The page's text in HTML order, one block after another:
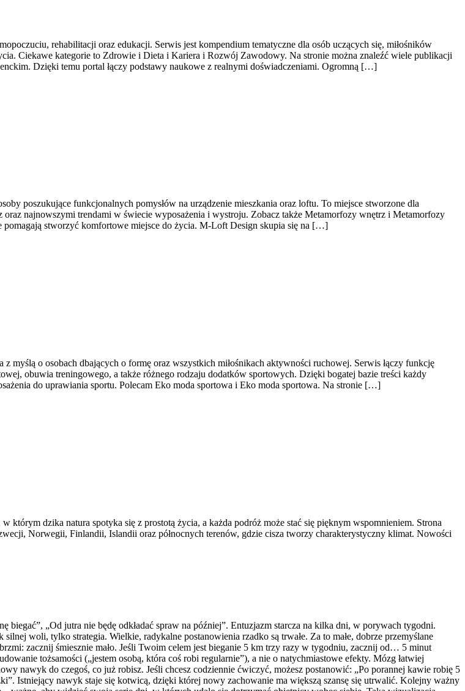
rehabilitacji oraz edukacji. Serwis jest kompendium tematyczne dla osób uczących się, miłośników
Ciekawe kategorie to Zdrowie i Dieta i Kariera i Rozwój Zawodowy. Na stronie można znaleźć wiele publikacji
Dzięki temu portal łączy podstawy naukowe z realnymi doświadczeniami. Ogromną […]
poszukujące funkcjonalnych pomysłów na urządzenie mieszkania oraz loftu. To miejsce stworzone dla
najnowszymi trendami w świecie wyposażenia i wystroju. Zobacz także Metamorfozy wnętrz i Metamorfozy
pomagają stworzyć komfortowe miejsce do życia. M-Loft Design skupia się na […]
myślą o osobach dbających o formę oraz wszystkich miłośnikach aktywności ruchowej. Serwis łączy funkcję
obuwia treningowego, a także różnego rodzaju dodatków sportowych. Dzięki bogatej bazie treści każdy
do uprawiania sportu. Polecam Eko moda sportowa i Eko moda sportowa. Na stronie […]
którym dzika natura spotyka się z prostotą życia, a każda podróż może stać się pięknym wspomnieniem. Strona
Norwegii, Finlandii, Islandii oraz północnych terenów, gdzie cisza tworzy charakterystyczny klimat. Nowości
biegać”, „Od jutra nie będę odkładać spraw na później”. Entuzjazm starcza na kilka dni, w porywach tygodni.
woli, tylko strategia. Wielkie, radykalne postanowienia rzadko są trwałe. Za to małe, dobrze przemyślane
zacznij śmiesznie mało. Jeśli Twoim celem jest bieganie 5 km trzy razy w tygodniu, zacznij od… 5 minut
tożsamości („jestem osobą, która coś robi regularnie”), a nie o natychmiastowe efekty. Mózg łatwiej
nawyk do czegoś, co już robisz. Jeśli chcesz codziennie ćwiczyć, możesz postanowić: „Po porannej kawie robię 5
Istniejący nawyk staje się kotwicą, dzięki której nowy zachowanie ma większą szansę się utrwalić. Kolejny ważny